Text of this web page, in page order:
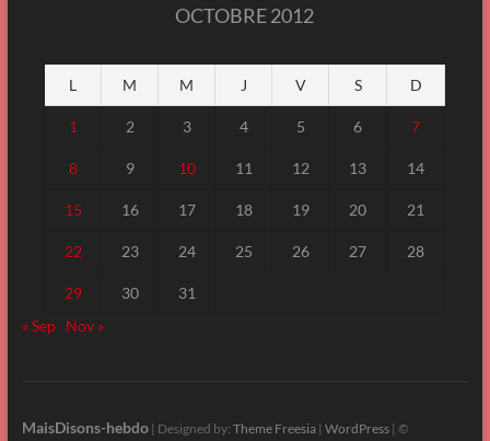
OCTOBRE 2012
L M M J V S D
1 2 3 4 5 6 7
8 9 10 11 12 13 14
15 16 17 18 19 20 21
22 23 24 25 26 27 28
29 30
31
« Sep
Nov »
MaisDisons-hebdo| Designed by: Theme Freesia| WordPress| ©